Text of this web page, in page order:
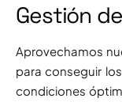
Gestión
Aprovechamos
para conseguir
condiciones